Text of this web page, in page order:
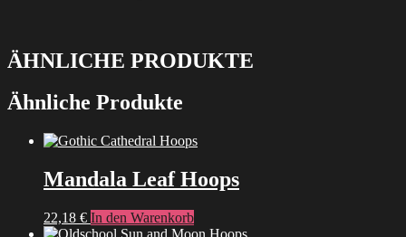
ÄHNLICHE PRODUKTE
Ähnliche Produkte
Mandala Leaf Hoops
22,18 € In den Warenkorb